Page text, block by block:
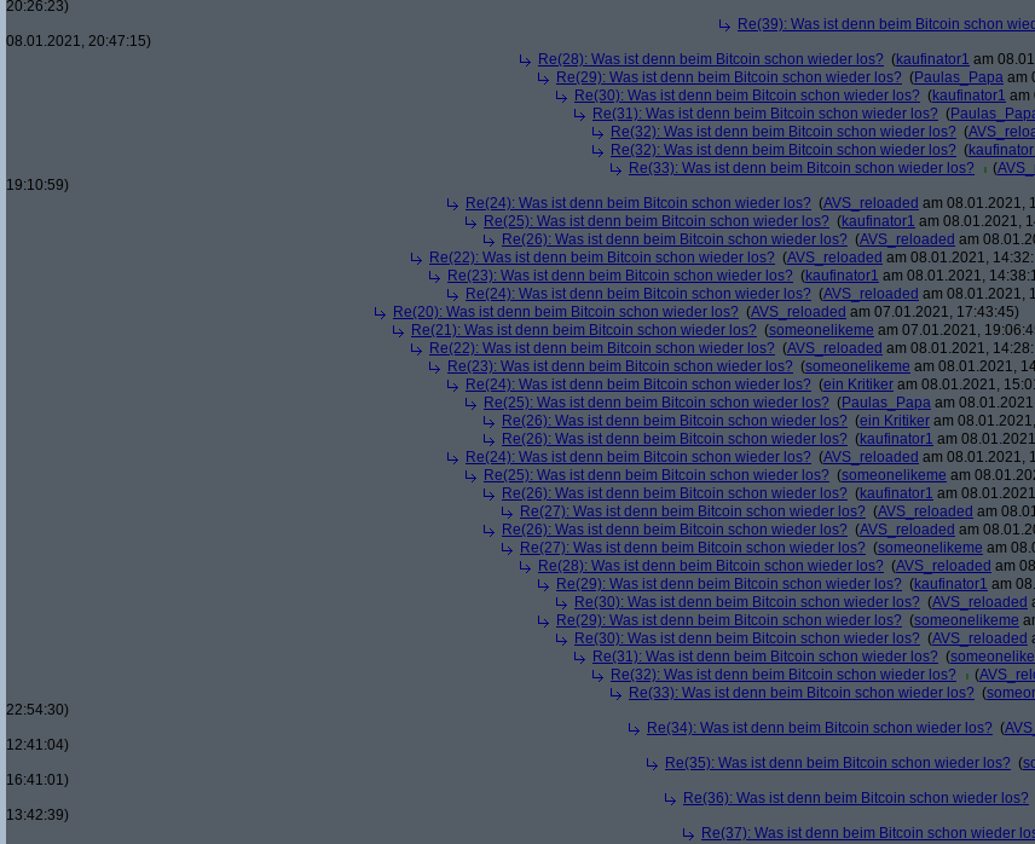
20:26:23)
Re(39): Was ist denn beim Bitcoin schon
08.01.2021, 20:47:15)
Re(28): Was ist denn beim Bitcoin schon wieder los? (kaufinator1 am
Re(29): Was ist denn beim Bitcoin schon wieder los? (Paulas_Papa am
Re(30): Was ist denn beim Bitcoin schon wieder los? (kaufinator1 am
Re(31): Was ist denn beim Bitcoin schon wieder los? (
Re(32): Was ist denn beim Bitcoin schon wieder los? (
Re(32): Was ist denn beim Bitcoin schon wieder los? (
Re(33): Was ist denn beim Bitcoin schon wieder los?
(
19:10:59)
Re(24): Was ist denn beim Bitcoin schon wieder los? (AVS_reloaded am 08.01.2021,
Re(25): Was ist denn beim Bitcoin schon wieder los? (kaufinator1 am 08.01.2021,
Re(26): Was ist denn beim Bitcoin schon wieder los? (AVS_reloaded am
Re(22): Was ist denn beim Bitcoin schon wieder los? (AVS_reloaded am 08.01.2021,
Re(23): Was ist denn beim Bitcoin schon wieder los? (kaufinator1 am 08.01.2021,
Re(24): Was ist denn beim Bitcoin schon wieder los? (AVS_reloaded am 08.01.2021,
Re(20): Was ist denn beim Bitcoin schon wieder los? (AVS_reloaded am 07.01.2021, 17:43:45)
Re(21): Was ist denn beim Bitcoin schon wieder los? (someonelikeme am 07.01.2021,
Re(22): Was ist denn beim Bitcoin schon wieder los? (AVS_reloaded am 08.01.2021,
Re(23): Was ist denn beim Bitcoin schon wieder los? (someonelikeme am 08.01.2021,
Re(24): Was ist denn beim Bitcoin schon wieder los? (ein Kritiker am 08.01.2021,
Re(25): Was ist denn beim Bitcoin schon wieder los? (Paulas_Papa am
Re(26): Was ist denn beim Bitcoin schon wieder los? (ein Kritiker am
Re(26): Was ist denn beim Bitcoin schon wieder los? (kaufinator1 am
Re(24): Was ist denn beim Bitcoin schon wieder los? (AVS_reloaded am 08.01.2021,
Re(25): Was ist denn beim Bitcoin schon wieder los? (someonelikeme am
Re(26): Was ist denn beim Bitcoin schon wieder los? (kaufinator1 am
Re(27): Was ist denn beim Bitcoin schon wieder los? (AVS_reloaded am
Re(26): Was ist denn beim Bitcoin schon wieder los? (AVS_reloaded am
Re(27): Was ist denn beim Bitcoin schon wieder los? (someonelikeme am
Re(28): Was ist denn beim Bitcoin schon wieder los? (AVS_reloaded am
Re(29): Was ist denn beim Bitcoin schon wieder los? (kaufinator1 am
Re(30): Was ist denn beim Bitcoin schon wieder los? (AVS_reloaded
Re(29): Was ist denn beim Bitcoin schon wieder los? (someonelikeme
Re(30): Was ist denn beim Bitcoin schon wieder los? (AVS_reloaded
Re(31): Was ist denn beim Bitcoin schon wieder los? (
Re(32): Was ist denn beim Bitcoin schon wieder los?
(
Re(33): Was ist denn beim Bitcoin schon wieder los? (
22:54:30)
Re(34): Was ist denn beim Bitcoin schon wieder los? (
12:41:04)
Re(35): Was ist denn beim Bitcoin schon wieder los? (
16:41:01)
Re(36): Was ist denn beim Bitcoin schon wieder los?
13:42:39)
Re(37): Was ist denn beim Bitcoin schon wieder